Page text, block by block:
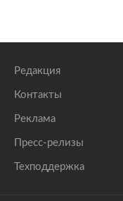
Редакция
Контакты
Реклама
Пресс-релизы
Техподдержка